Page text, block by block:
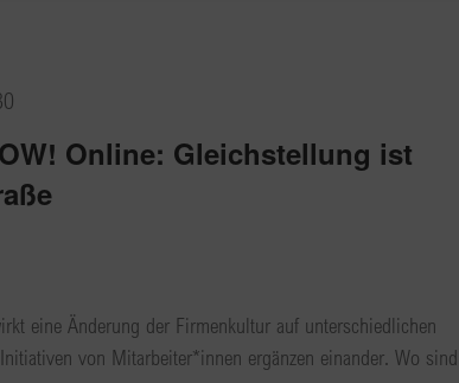
Online: Gleichstellung ist
eine Änderung der Firmenkultur auf unterschiedlichen
von Mitarbeiter*innen ergänzen einander. Wo sind